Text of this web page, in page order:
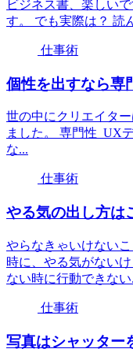
ビジネス書、楽しい
す。 でも実際は？ 読
仕事術
個性を出すなら専
世の中にクリエイタ
ました。 専門性 UX
な...
仕事術
やる気の出し方は
やらなきゃいけない
時に、やる気がない
ない時に行動できない
仕事術
写真はシャッター